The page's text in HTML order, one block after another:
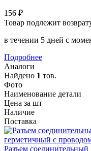
156 ₽
Товар подлежит
в течении 5 дней с
Подробнее
Аналоги
Найдено 1 тов.
Фото
Наименование детали
Цена за шт
Наличие
Поставка
Разъем